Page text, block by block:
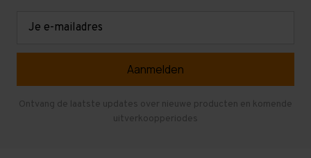
Verdiepingsvloeren
Gebruikte entresolvloeren
Ontvang de laatste updates over nieuwe producten en komende
uitverkoopperiodes